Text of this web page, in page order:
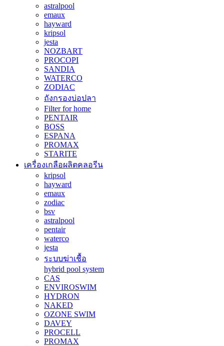
astralpool
emaux
hayward
kripsol
jesta
NOZBART
PROCOPI
SANDIA
WATERCO
ZODIAC
ถังกรองบ่อปลา
Filter for home
PENTAIR
BOSS
ESPANA
PROMAX
STARITE
เครื่องเกลือผลิตคลอรีน
kripsol
hayward
emaux
zodiac
bsv
astralpool
pentair
waterco
jesta
ระบบฆ่าเชื้อ
hybrid pool system
CAS
ENVIROSWIM
HYDRON
NAKED
OZONE SWIM
DAVEY
PROCELL
PROMAX